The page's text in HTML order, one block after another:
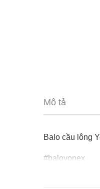
Mô tả
Balo cầu lông
#baloyonex